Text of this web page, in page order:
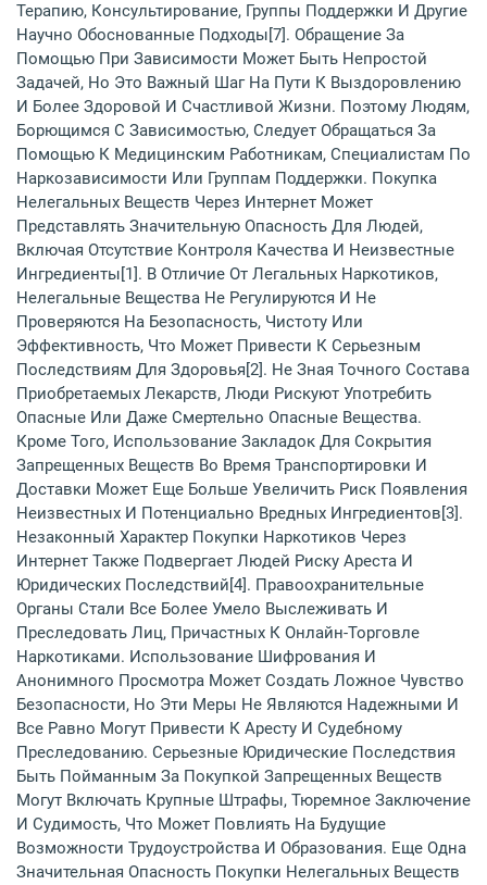
Терапию, Консультирование, Группы Поддержки И Другие
Научно Обоснованные Подходы[7]. Обращение За
Помощью При Зависимости Может Быть Непростой
Задачей, Но Это Важный Шаг На Пути К Выздоровлению
И Более Здоровой И Счастливой Жизни. Поэтому Людям,
Борющимся С Зависимостью, Следует Обращаться За
Помощью К Медицинским Работникам, Специалистам По
Наркозависимости Или Группам Поддержки. Покупка
Нелегальных Веществ Через Интернет Может
Представлять Значительную Опасность Для Людей,
Включая Отсутствие Контроля Качества И Неизвестные
Ингредиенты[1]. В Отличие От Легальных Наркотиков,
Нелегальные Вещества Не Регулируются И Не
Проверяются На Безопасность, Чистоту Или
Эффективность, Что Может Привести К Серьезным
Последствиям Для Здоровья[2]. Не Зная Точного Состава
Приобретаемых Лекарств, Люди Рискуют Употребить
Опасные Или Даже Смертельно Опасные Вещества.
Кроме Того, Использование Закладок Для Сокрытия
Запрещенных Веществ Во Время Транспортировки И
Доставки Может Еще Больше Увеличить Риск Появления
Неизвестных И Потенциально Вредных Ингредиентов[3].
Незаконный Характер Покупки Наркотиков Через
Интернет Также Подвергает Людей Риску Ареста И
Юридических Последствий[4]. Правоохранительные
Органы Стали Все Более Умело Выслеживать И
Преследовать Лиц, Причастных К Онлайн-Торговле
Наркотиками. Использование Шифрования И
Анонимного Просмотра Может Создать Ложное Чувство
Безопасности, Но Эти Меры Не Являются Надежными И
Все Равно Могут Привести К Аресту И Судебному
Преследованию. Серьезные Юридические Последствия
Быть Пойманным За Покупкой Запрещенных Веществ
Могут Включать Крупные Штрафы, Тюремное Заключение
И Судимость, Что Может Повлиять На Будущие
Возможности Трудоустройства И Образования. Еще Одна
Значительная Опасность Покупки Нелегальных Веществ